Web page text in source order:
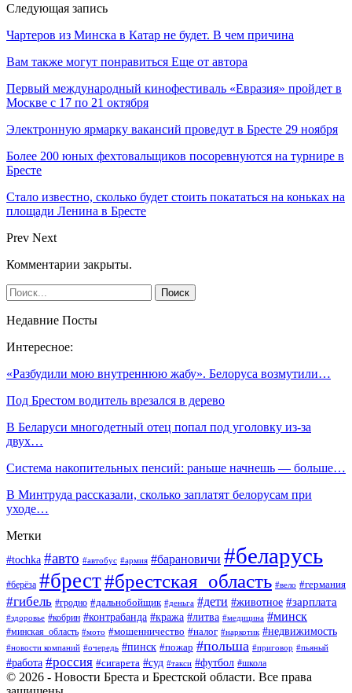
Следующая запись
Чартеров из Минска в Катар не будет. В чем причина
Вам также могут понравиться Еще от автора
Первый международный кинофестиваль «Евразия» пройдет в
Москве с 17 по 21 октября
Электронную ярмарку вакансий проведут в Бресте 29 ноября
Более 200 юных фехтовальщиков посоревнуются на турнире в
Бресте
Стало известно, сколько будет стоить покататься на коньках на
площади Ленина в Бресте
Prev Next
Комментарии закрыты.
Недавние Посты
Интересное:
«Разбудили мою внутреннюю жабу». Белоруса возмутили…
Под Брестом водитель врезался в дерево
В Беларуси многодетный отец попал под уголовку из-за
двух…
Система накопительных пенсий: раньше начнешь — больше…
В Минтруда рассказали, сколько заплатят белорусам при
уходе…
Метки
#tochka #авто #автобус #армия #барановичи #беларусь
#берёза #брест#брестская_область #вело #германия
#гибель #гродно #дальнобойщик #деньга #дети #животное #зарплата
#здоровье #кобрин #контрабанда #кража #литва #медицина #минск
#минская_область #мото #мошенничество #налог #наркотик #недвижимость
#новости компаний #очередь #пинск #пожар #польша #приговор #пьяный
#работа #россия #сигарета #суд #такси #футбол #школа
© 2026 - Новости Бреста и Брестской области. Все права